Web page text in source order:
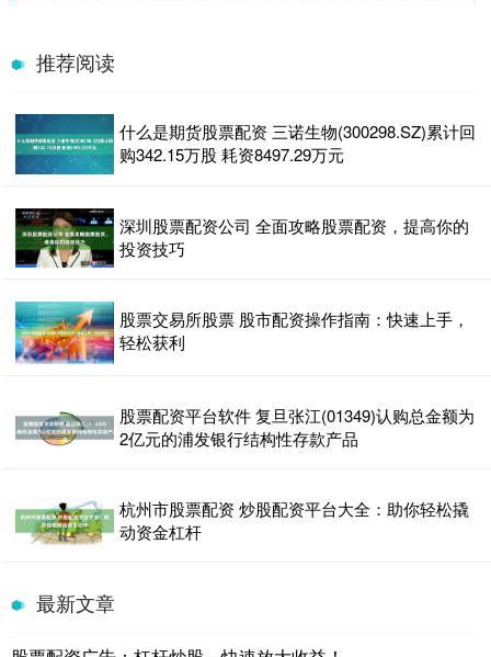
推荐阅读
什么是期货股票配资 三诺生物(300298.SZ)累计回
购342.15万股 耗资8497.29万元
深圳股票配资公司 全面攻略股票配资，提高你的
投资技巧
股票交易所股票 股市配资操作指南：快速上手，
轻松获利
股票配资平台软件 复旦张江(01349)认购总金额为
2亿元的浦发银行结构性存款产品
杭州市股票配资 炒股配资平台大全：助你轻松撬
动资金杠杆
最新文章